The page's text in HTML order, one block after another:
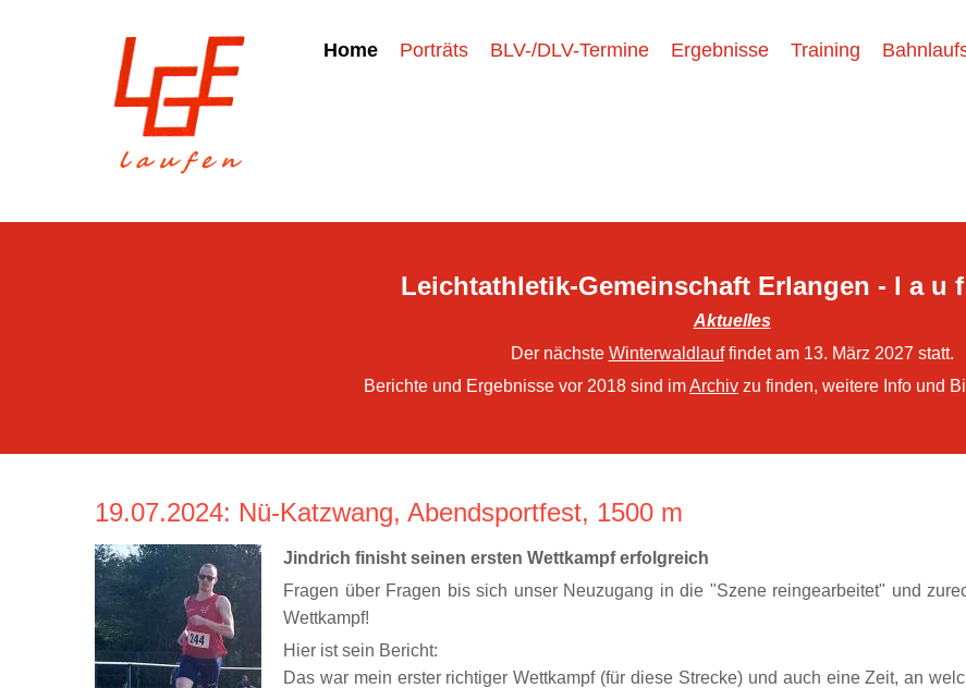
Home Porträts BLV-/DLV-Termine Ergebnisse Training
Leichtathletik-Gemeinschaft Erlangen - l a u
Aktuelles
Der nächste Winterwaldlauffindet am 13. März 2027 statt.
Berichte und Ergebnisse vor 2018 sind imArchiv zu finden, weitere Info und
19.07.2024: Nü-Katzwang, Abendsportfest, 1500 m
Jindrich finisht seinen ersten Wettkampf erfolgreich
Fragen über Fragen bis sich unser Neuzugang in die "Szene reingearbeitet" und
Wettkampf!
Hier ist sein Bericht:
Das war mein erster richtiger Wettkampf (für diese Strecke) und auch eine Zeit, an